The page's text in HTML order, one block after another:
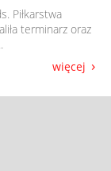
Piłkarstwa
terminarz oraz
więcej